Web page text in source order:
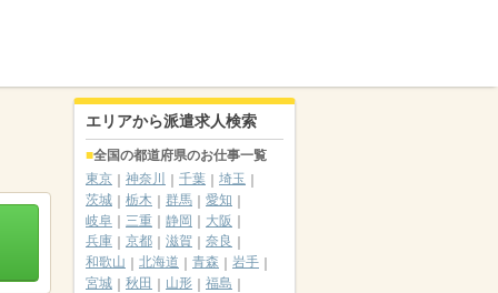
エリアから派遣求人検索
全国の都道府県のお仕事一覧
東京
神奈川 千葉
埼玉
茨城
栃木 群馬
愛知
岐阜
三重 静岡
大阪
兵庫
京都 滋賀
奈良
和歌山
北海道 青森
岩手
宮城
秋田 山形
福島